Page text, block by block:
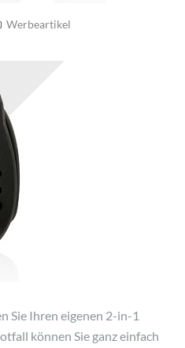
Werbeartikel
Sie Ihren eigenen 2-in-1
können Sie ganz einfach